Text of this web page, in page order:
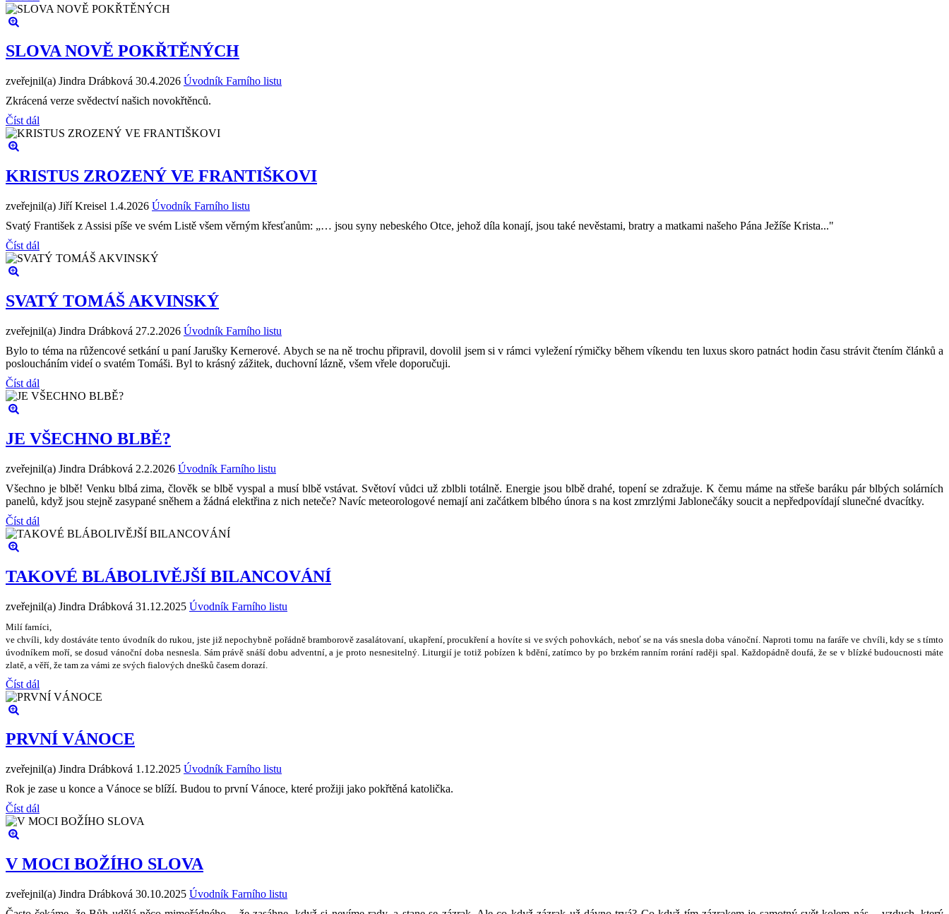
SLOVA NOVĚ POKŘTĚNÝCH
zveřejnil(a) Jindra Drábková 30.4.2026 Úvodník Farního listu
Zkrácená verze svědectví našich novokřtěnců.
Číst dál
KRISTUS ZROZENÝ VE FRANTIŠKOVI
zveřejnil(a) Jiří Kreisel 1.4.2026 Úvodník Farního listu
Svatý František z Assisi píše ve svém Listě všem věrným křesťanům: „… jsou syny nebeského Otce, jehož díla konají, jsou také nevěstami, bratry a matkami našeho Pána Ježíše Krista..."
Číst dál
SVATÝ TOMÁŠ AKVINSKÝ
zveřejnil(a) Jindra Drábková 27.2.2026 Úvodník Farního listu
Bylo to téma na růžencové setkání u paní Jarušky Kernerové. Abych se na ně trochu připravil, dovolil jsem si v rámci vyležení rýmičky během víkendu ten luxus skoro patnáct hodin času strávit čtením článků a
posloucháním videí o svatém Tomáši. Byl to krásný zážitek, duchovní lázně, všem vřele doporučuji.
Číst dál
JE VŠECHNO BLBĚ?
zveřejnil(a) Jindra Drábková 2.2.2026 Úvodník Farního listu
Všechno je blbě! Venku blbá zima, člověk se blbě vyspal a musí blbě vstávat. Světoví vůdci už zblbli totálně. Energie jsou blbě drahé, topení se zdražuje. K čemu máme na střeše baráku pár blbých solárních
panelů, když jsou stejně zasypané sněhem a žádná elektřina z nich neteče? Navíc meteorologové nemají ani začátkem blbého února s na kost zmrzlými Jablonečáky soucit a nepředpovídají slunečné dvacítky.
Číst dál
TAKOVÉ BLÁBOLIVĚJŠÍ BILANCOVÁNÍ
zveřejnil(a) Jindra Drábková 31.12.2025 Úvodník Farního listu
Milí farníci,
ve chvíli, kdy dostáváte tento úvodník do rukou, jste jižnepochybně pořádněbramborovězasalátovaní, ukapření, procukření a hovíte si ve svých pohovkách, neboť se na vás snesla doba vánoční. Naproti tomu na faráře ve chvíli, kdy se s tímto
úvodníkem moří, se dosud vánoční doba nesnesla. Sám právěsnáší dobu adventní, a je proto nesnesitelný. Liturgií je totiž pobízen k bdění, zatímco by po brzkém ranním rorání raději spal. Každopádnědoufá,že se v blízké budoucnosti máte
zlatě , a věří, že tam za vámi ze svých fialových dnešků časem dorazí.
Číst dál
PRVNÍ VÁNOCE
zveřejnil(a) Jindra Drábková 1.12.2025 Úvodník Farního listu
Rok je zase u konce a Vánoce se blíží. Budou to první Vánoce, které prožiji jako pokřtěná katolička.
Číst dál
V MOCI BOŽÍHO SLOVA
zveřejnil(a) Jindra Drábková 30.10.2025 Úvodník Farního listu